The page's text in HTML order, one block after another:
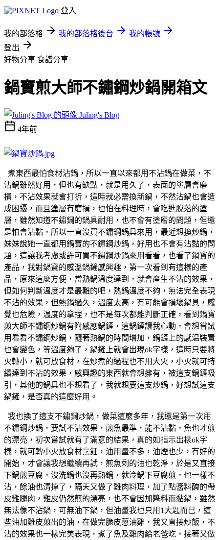
登入
我的部落格 我的部落格後台
我的帳號
登出
好物分享 食譜分享
鍋寶煎大師不鏽鋼炒鍋開箱文
Juling's Blog
4年前
煮東西最怕食材沾鍋，所以一直以來都用不沾鍋在做菜，不
沾鍋雖然好用，但也有缺點，就是用久了，表面的塗層會磨
損，不沾效果就會打折，這時就必需換新鍋，不然沾鍋也會造
成困擾，而且塗層有磨損，也怕在料理時，會吃進脫落的塗
層，雖然知道不鏽鋼的鍋具耐用，也不會有塗層的問題，但還
是怕會沾黏，所以一直沒買不鏽鋼鍋具來用，最近想換炒鍋，
妹妹說她一直都用鍋寶的不鏽鋼炒鍋，好用也不會有沾黏的問
題，這讓我考慮或許可買不鏽鋼炒鍋來用看看，也看了鍋寶的
產品，我對鍋寶的感溫鍋鏟感興趣，第一次看到有這樣的產
品，原來這麼方便，當熱鍋溫度達到，就會產生不沾的效果，
但如何判斷溫度才是最難的吧，熱鍋溫度不夠，無法完全表現
不沾的效果，但熱鍋過久，溫度太高，有可能會損壞鍋具，感
覺也危險，温度的拿捏，也不是每次都能判斷正確，看到鍋寶
煎大師不鏽鋼炒鍋有附感應鍋鏟，這鍋鏟讓我心動，會想嘗試
用看看不鏽鋼炒鍋，隨著熱鍋的時間增加，鍋鏟上的感温裝置
也會變色，等溫度夠了，鍋鏟上就會出現ok字樣，這時只要將
火轉小，就可放食材，在炒煮的過程也不用大火，小火就可持
續達到不沾的效果，感興趣的東西就會想擁有，被這支鍋鏟吸
引，其他的鍋具也不想看了，我就想要這支炒鍋，好想試這支
鍋鏟，是否真的這麼好用。
我也換了這支不鏽鋼炒鍋，做菜這麼多年，我還是第一次用
不鏽鋼炒鍋，要試不沾效果，煎魚最準，能不沾黏，魚也才煎
的漂亮，初次嘗試就有了滿意的結果，真的如指示出樣ok字
樣，就可轉小火放食材烹飪，油用量不多，油煙也少，有好的
開始，才會讓我想繼續再試，煎魚剩的油也乾淨，於是又直接
下鍋煎豆腐，沒洗鍋也沒再熱鍋，就泠鍋下豆腐煎，也一樣不
沾，餘油也清掉了，隔天又做了雞肉料理，加了點醬料醃的帶
皮雞腿肉，雞皮仍然煎的漂亮，也不會因加醬料而黏鍋，雖然
無法像不沾鍋，可無油下鍋，但油量我也只用1大匙而巳，這
些油加雞皮煎出的油，在做完脆皮蔥油雞，我又直接炒飯，不
沾的效果也一樣完美表現，煮了魚及雞肉給老爸吃，接著又做